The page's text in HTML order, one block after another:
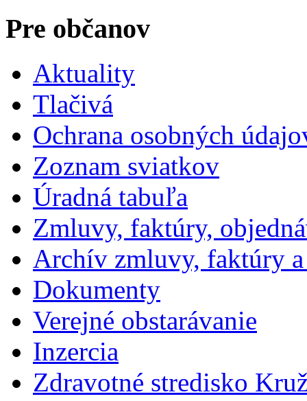
Pre občanov
Aktuality
Tlačivá
Ochrana osobných
Zoznam sviatkov
Úradná tabuľa
Zmluvy, faktúry,
Archív zmluvy, faktúry
Dokumenty
Verejné obstarávanie
Inzercia
Zdravotné stredisko